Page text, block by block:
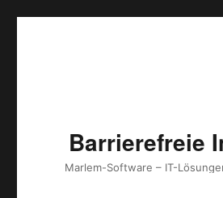
Barrierefreie
Marlem-Software – IT-